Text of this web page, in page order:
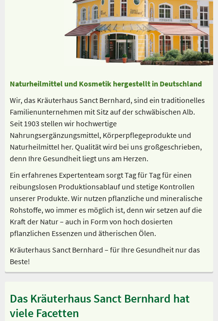
Naturheilmittel und Kosmetik hergestellt in Deutschland
Wir, das Kräuterhaus Sanct Bernhard, sind ein traditionelles
Familienunternehmen mit Sitz auf der schwäbischen Alb.
Seit 1903 stellen wir hochwertige
Nahrungsergänzungsmittel, Körperpflegeprodukte und
Naturheilmittel her. Qualität wird bei uns großgeschrieben,
denn Ihre Gesundheit liegt uns am Herzen.
Ein erfahrenes Expertenteam sorgt Tag für Tag für einen
reibungslosen Produktionsablauf und stetige Kontrollen
unserer Produkte. Wir nutzen pflanzliche und mineralische
Rohstoffe, wo immer es möglich ist, denn wir setzen auf die
Kraft der Natur – auch in Form von hoch dosierten
pflanzlichen Essenzen und ätherischen Ölen.
Kräuterhaus Sanct Bernhard – für Ihre Gesundheit nur das
Beste!
Das Kräuterhaus Sanct Bernhard hat
viele Facetten